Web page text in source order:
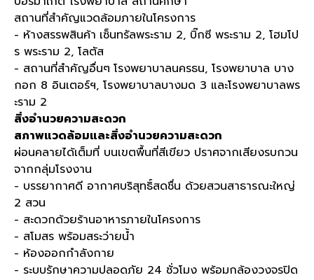
สถานที่สำคัญแวดล้อมภายในโครงการ
- ห้างสรรพสินค้า เซ็นทรัลพระราม 2, บิ๊กซี พระราม 2, โฮมโป
ร พระราม 2, โลตัส
- สถานที่สำคัญอื่นๆ โรงพยาบาลนครธน, โรงพยาบาล บาง
กอก 8 อินเตอร์ฯ, โรงพยาบาลบางมด 3 และโรงพยาบาลพร
ะราม 2
สิ่งอำนวยความสะดวก
สภาพแวดล้อมและสิ่งอำนวยความสะดวก
ผ่อนคลายได้เต็มที่ บนเขตพื้นที่สีเขียว ปราศจากเสียงรบกวน
จากกลุ่มโรงงาน
- บรรยากาศดี อากาศบริสุทธิ์สดชื่น ด้วยสวนสาธารณะใหญ่
2 สวน
- สะดวกด้วยร้านอาหารภายในโครงการ
- สโมสร พร้อมสระว่ายน้ำ
- ห้องออกกำลังกาย
- ระบบรักษาความปลอดภัย 24 ชั่วโมง พร้อมกล้องวงจรปิด